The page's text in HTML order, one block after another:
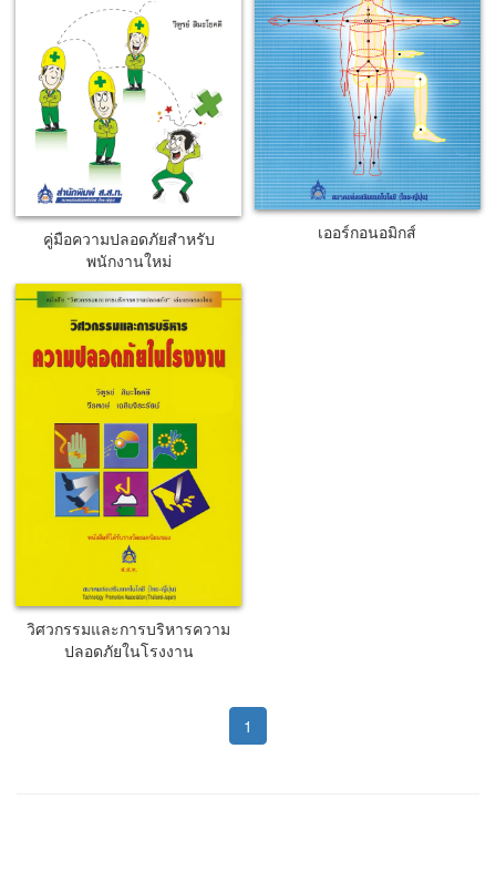
คู่มือความปลอดภัยสำหรับ
พนักงานใหม่
เออร์กอนอมิกส์
วิศวกรรมและการบริหารความ
ปลอดภัยในโรงงาน
1